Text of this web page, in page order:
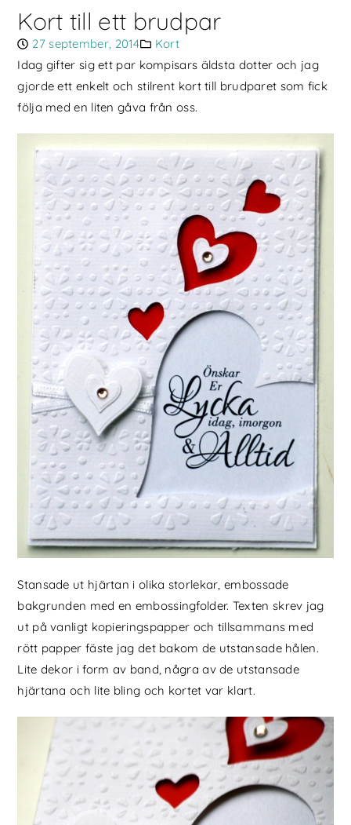
Kort till ett brudpar
27 september, 2014
Kort
Idag gifter sig ett par kompisars äldsta dotter och jag
gjorde ett enkelt och stilrent kort till brudparet som fick
följa med en liten gåva från oss.
Stansade ut hjärtan i olika storlekar, embossade
bakgrunden med en embossingfolder. Texten skrev jag
ut på vanligt kopieringspapper och tillsammans med
rött papper fäste jag det bakom de utstansade hålen.
Lite dekor i form av band, några av de utstansade
hjärtana och lite bling och kortet var klart.